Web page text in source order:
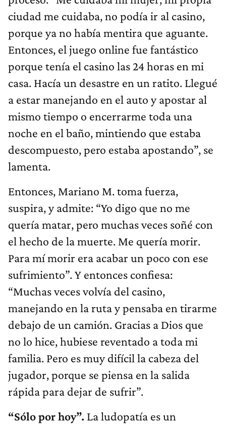
ciudad me cuidaba, no podía ir al casino,
porque ya no había mentira que aguante.
Entonces, el juego online fue fantástico
porque tenía el casino las 24 horas en mi
casa. Hacía un desastre en un ratito. Llegué
a estar manejando en el auto y apostar al
mismo tiempo o encerrarme toda una
noche en el baño, mintiendo que estaba
descompuesto, pero estaba apostando”, se
lamenta.
Entonces, Mariano M. toma fuerza,
suspira, y admite: “Yo digo que no me
quería matar, pero muchas veces soñé con
el hecho de la muerte. Me quería morir.
Para mí morir era acabar un poco con ese
sufrimiento”. Y entonces confiesa:
“Muchas veces volvía del casino,
manejando en la ruta y pensaba en tirarme
debajo de un camión. Gracias a Dios que
no lo hice, hubiese reventado a toda mi
familia. Pero es muy difícil la cabeza del
jugador, porque se piensa en la salida
rápida para dejar de sufrir”.
“Sólo por hoy”. La ludopatía es un